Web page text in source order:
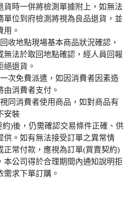
貨時一併將檢測單據附上，如無法
單位到府檢測將視為良品退貨，並
用。
收地點現場基本商品狀況確認，
無法於取回地點確認，經人員回報
絕退貨。
次免費派遣，如因消費者因素造
由消費者支付。
同消費者使用商品，如對商品有
安裝
)後，仍需確認交易條件正確、供
供。如有無法接受訂單之異常情
正常付款，應視為訂單(買賣契約)
本公司得於合理期間內通知說明拒
求下單訂購。